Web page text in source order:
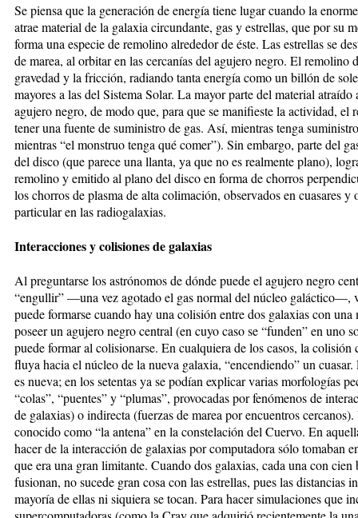
Se piensa que la generación de energía tiene lugar cuando la
atrae material de la galaxia circundante, gas y estrellas, que por su
forma una especie de remolino alrededor de éste. Las estrellas se
de marea, al orbitar en las cercanías del agujero negro. El remolino
gravedad y la fricción, radiando tanta energía como un billón de
mayores a las del Sistema Solar. La mayor parte del material
agujero negro, de modo que, para que se manifieste la actividad, el
tener una fuente de suministro de gas. Así, mientras tenga
mientras “el monstruo tenga qué comer”). Sin embargo, parte del
del disco (que parece una llanta, ya que no es realmente plano),
remolino y emitido al plano del disco en forma de chorros
los chorros de plasma de alta colimación, observados en cuasares
particular en las radiogalaxias.
Interacciones y colisiones de galaxias
Al preguntarse los astrónomos de dónde puede el agujero negro
“engullir” —una vez agotado el gas normal del núcleo galáctico—,
puede formarse cuando hay una colisión entre dos galaxias con una
poseer un agujero negro central (en cuyo caso se “funden” en uno
puede formar al colisionarse. En cualquiera de los casos, la colisión
fluya hacia el núcleo de la nueva galaxia, “encendiendo” un
es nueva; en los setentas ya se podían explicar varias morfologías
“colas”, “puentes” y “plumas”, provocadas por fenómenos de
de galaxias) o indirecta (fuerzas de marea por encuentros
conocido como “la antena” en la constelación del Cuervo. En
hacer de la interacción de galaxias por computadora sólo tomaban
que era una gran limitante. Cuando dos galaxias, cada una con
fusionan, no sucede gran cosa con las estrellas, pues las distancias
mayoría de ellas ni siquiera se tocan. Para hacer simulaciones que